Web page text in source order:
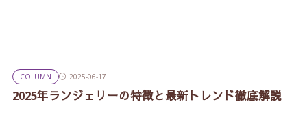
COLUMN 2025-06-17
2025年ランジェリーの特徴と最新トレンド徹底解説